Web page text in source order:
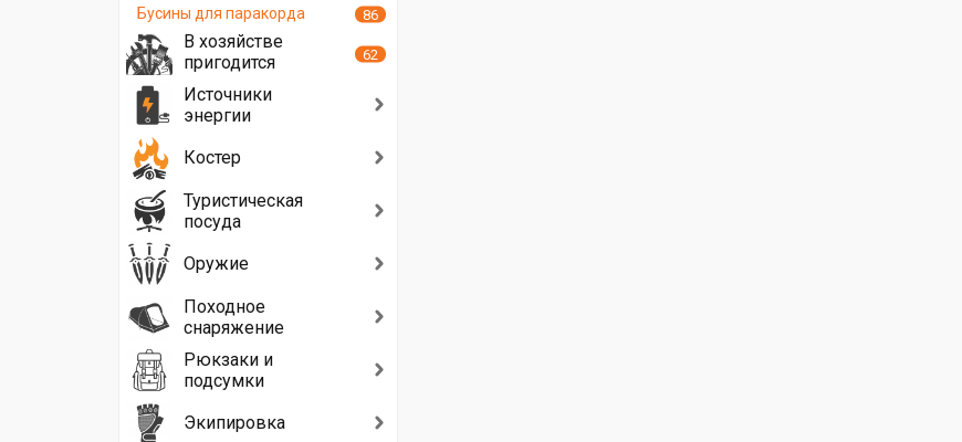
Бусины для паракорда 86
В хозяйстве
пригодится
62
Источники
энергии
Костер
Туристическая
посуда
Оружие
Походное
снаряжение
Рюкзаки и
подсумки
Экипировка